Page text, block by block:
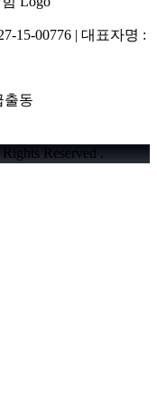
15-00776 | 대표자명 :
출동
Rights Reserved .